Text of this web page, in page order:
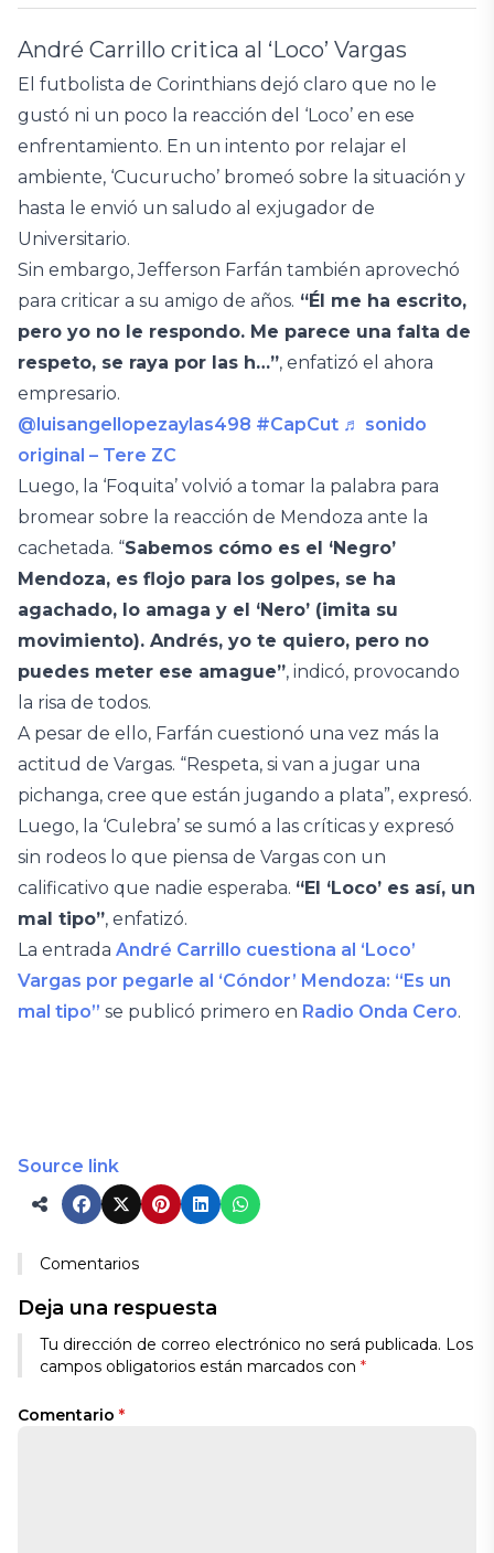
André Carrillo critica al ‘Loco’ Vargas
El futbolista de Corinthians dejó claro que no le
gustó ni un poco la reacción del ‘Loco’ en ese
enfrentamiento. En un intento por relajar el
ambiente, ‘Cucurucho’ bromeó sobre la situación y
hasta le envió un saludo al exjugador de
Universitario.
Sin embargo, Jefferson Farfán también aprovechó
para criticar a su amigo de años. “Él me ha escrito,
pero yo no le respondo. Me parece una falta de
respeto, se raya por las h…”, enfatizó el ahora
empresario.
@luisangellopezaylas498 #CapCut ♬ sonido
original – Tere ZC
Luego, la ‘Foquita’ volvió a tomar la palabra para
bromear sobre la reacción de Mendoza ante la
cachetada. “Sabemos cómo es el ‘Negro’
Mendoza, es flojo para los golpes, se ha
agachado, lo amaga y el ‘Nero’ (imita su
movimiento). Andrés, yo te quiero, pero no
puedes meter ese amague”, indicó, provocando
la risa de todos.
A pesar de ello, Farfán cuestionó una vez más la
actitud de Vargas. “Respeta, si van a jugar una
pichanga, cree que están jugando a plata”, expresó.
Luego, la ‘Culebra’ se sumó a las críticas y expresó
sin rodeos lo que piensa de Vargas con un
calificativo que nadie esperaba. “El ‘Loco’ es así, un
mal tipo”, enfatizó.
La entrada André Carrillo cuestiona al ‘Loco’
Vargas por pegarle al ‘Cóndor’ Mendoza: “Es un
mal tipo” se publicó primero en Radio Onda Cero.
Source link
Comentarios
Deja una respuesta
Tu dirección de correo electrónico no será publicada. Los
campos obligatorios están marcados con *
Comentario *